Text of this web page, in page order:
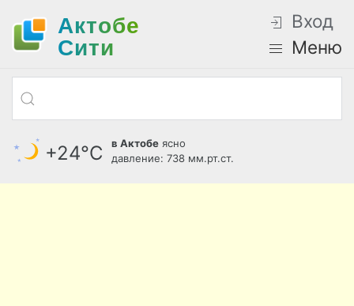
Актобе
Cити
Вход
Меню
+24°С в Актобе ясно
давление: 738 мм.рт.ст.